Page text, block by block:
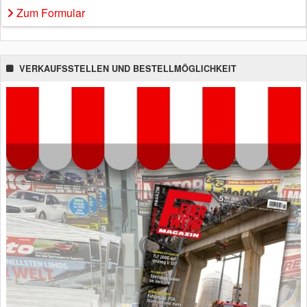
Zum Formular
VERKAUFSSTELLEN UND BESTELLMÖGLICHKEIT